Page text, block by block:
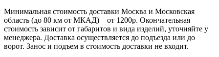
Минимальная стоимость доставки Москва и Московская
область (до 80 км от МКАД) – от 1200р. Окончательная
стоимость зависит от габаритов и вида изделий, уточняйте у
менеджера. Доставка осуществляется до подъезда или до
ворот. Занос и подъем в стоимость доставки не входит.